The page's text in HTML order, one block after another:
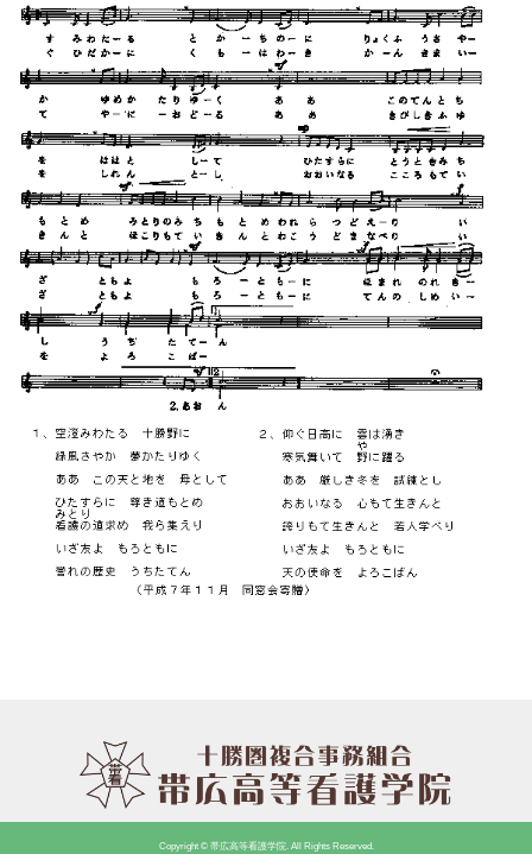
Copyright © 帯広高等看護学院. All Rights Reserved.